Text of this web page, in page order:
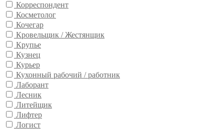
Корреспондент
Косметолог
Кочегар
Кровельщик / Жестянщик
Крупье
Кузнец
Курьер
Кухонный рабочий / работник
Лаборант
Лесник
Литейщик
Лифтер
Логист